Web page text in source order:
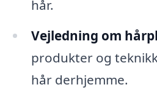
hår.
Vejledning om
produkter og
hår derhjemme.